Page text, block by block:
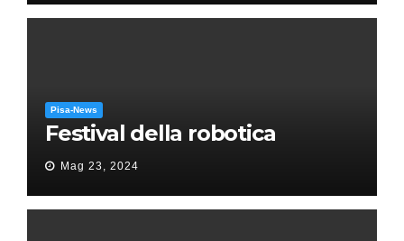
Pisa-News
Festival della robotica
Mag 23, 2024